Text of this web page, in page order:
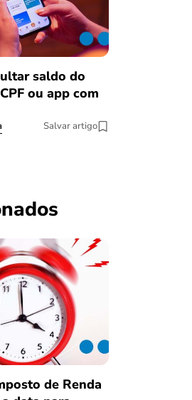
Achei muito rápido,
burocracia
Comentário retirado da nossa
08/03/2023
saldo do
ou app com
Salvar artigo
de Renda